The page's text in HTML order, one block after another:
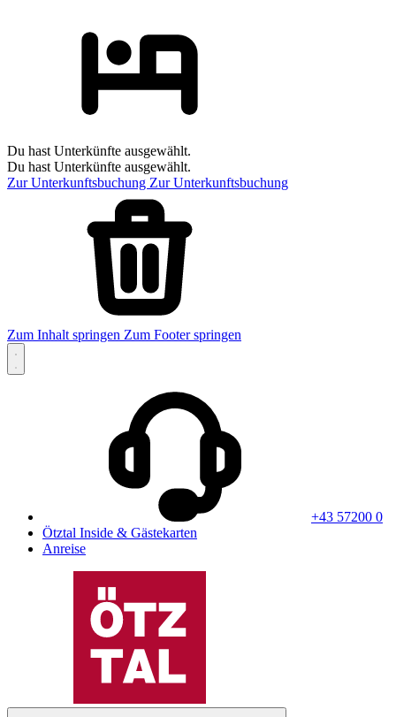
Du hast Unterkünfte ausgewählt.
Du hast Unterkünfte ausgewählt.
Zur Unterkunftsbuchung Zur Unterkunftsbuchung
Zum Inhalt springen Zum Footer springen
+43 57200 0
Ötztal Inside & Gästekarten
Anreise